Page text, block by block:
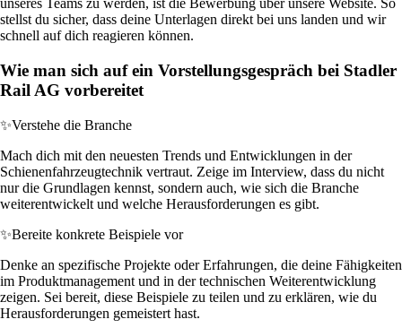
unseres Teams zu werden, ist die Bewerbung über unsere Website. So
stellst du sicher, dass deine Unterlagen direkt bei uns landen und wir
schnell auf dich reagieren können.
Wie man sich auf ein Vorstellungsgespräch bei Stadler
Rail AG vorbereitet
✨Verstehe die Branche
Mach dich mit den neuesten Trends und Entwicklungen in der
Schienenfahrzeugtechnik vertraut. Zeige im Interview, dass du nicht
nur die Grundlagen kennst, sondern auch, wie sich die Branche
weiterentwickelt und welche Herausforderungen es gibt.
✨Bereite konkrete Beispiele vor
Denke an spezifische Projekte oder Erfahrungen, die deine Fähigkeiten
im Produktmanagement und in der technischen Weiterentwicklung
zeigen. Sei bereit, diese Beispiele zu teilen und zu erklären, wie du
Herausforderungen gemeistert hast.